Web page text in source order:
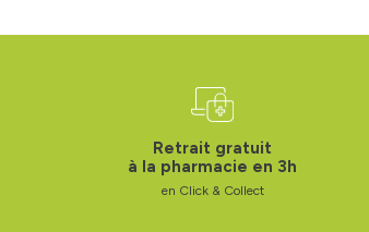
Retrait gratuit
à la pharmacie en 3h
en Click & Collect